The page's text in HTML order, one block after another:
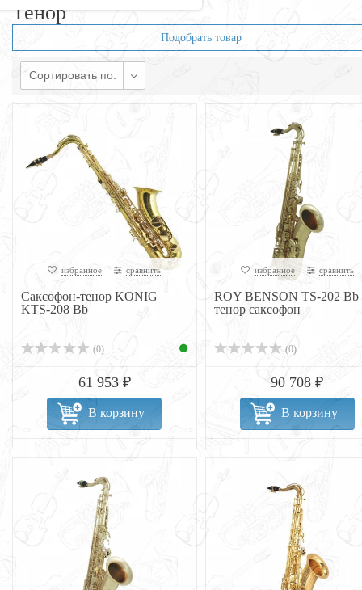
Тенор
Подобрать товар
Сортировать по:
избранное сравнить
Саксофон-тенор KONIG
KTS-208 Bb
(0)
61 953 ₽
В корзину
избранное сравнить
ROY BENSON TS-202 Bb
тенор саксофон
(0)
90 708 ₽
В корзину